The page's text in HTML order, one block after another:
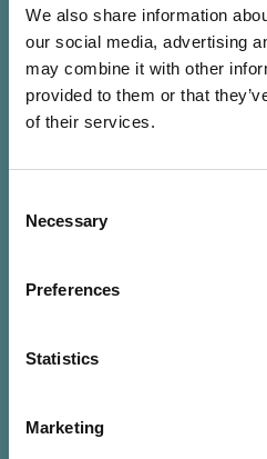
We also share information
our social media, advertising
may combine it with other
provided to them or that
of their services.
Selection
Necessary
Preferences
Statistics
Marketing
07.24. P 22:00 - 23:30 (90
Lőtér x Közlekedési
Múzeum - Taliándörögd
Jegyvásárlás
FIÚK
Perc)
Múzeum - Taliándörögd